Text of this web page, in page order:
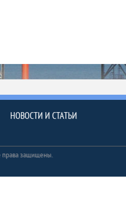
НОВОСТИ И СТАТЬИ
права защищены.